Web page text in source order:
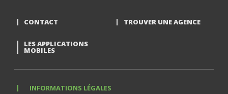
CONTACT TROUVER UNE AGENCE
LES APPLICATIONS
MOBILES
INFORMATIONS LÉGALES